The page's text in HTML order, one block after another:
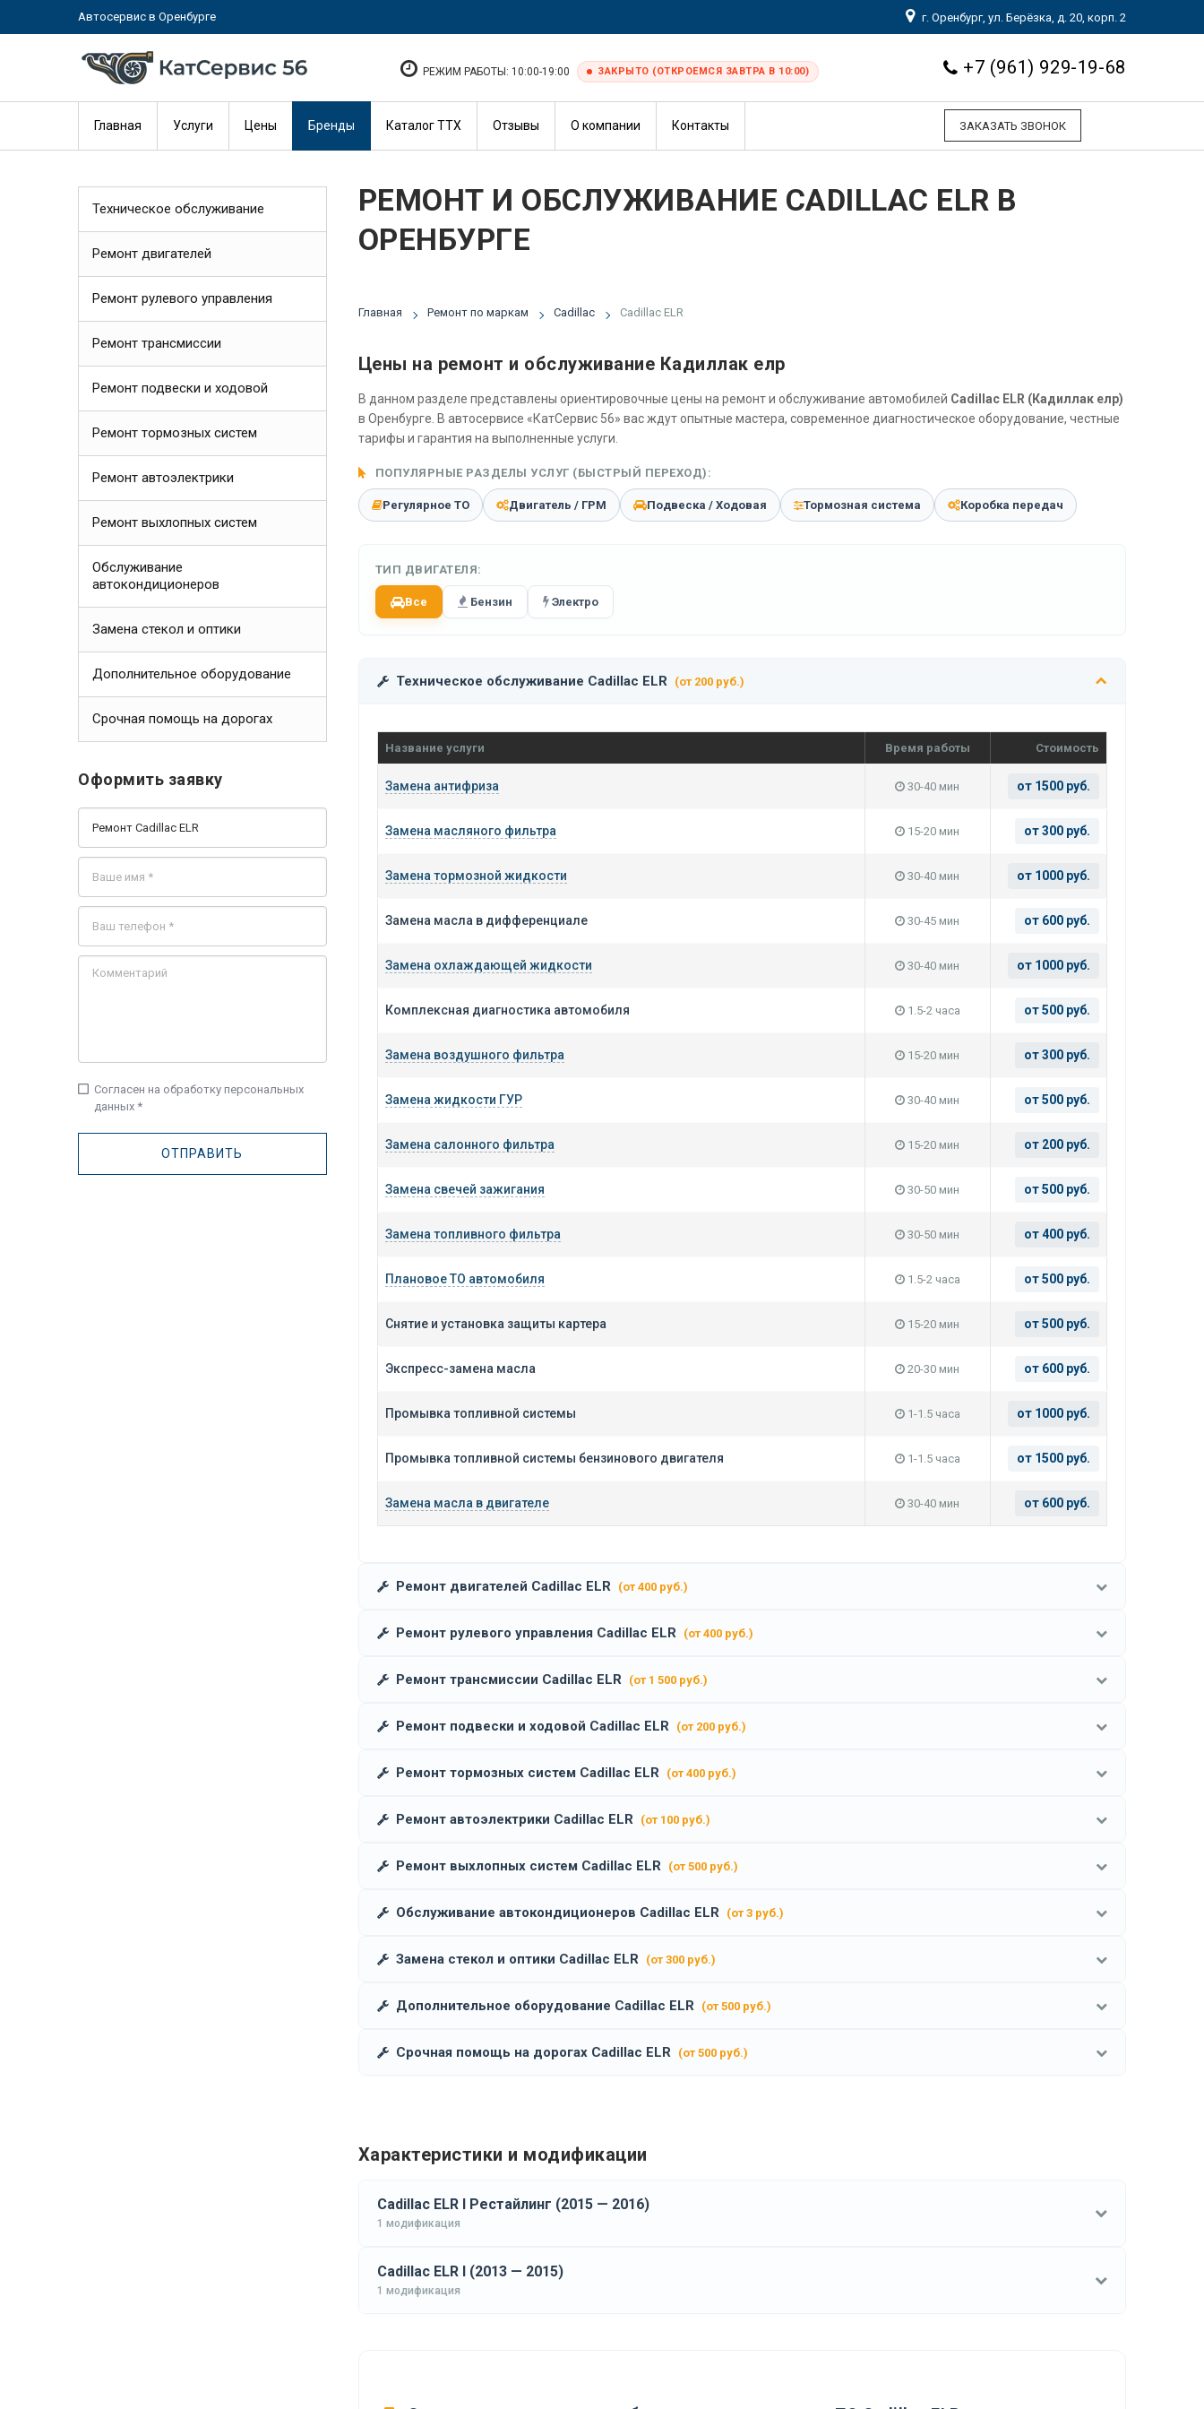
Автосервис в Оренбурге г. Оренбург, ул. Берёзка, д. 20, корп. 2
+7 (961) 929-19-68
РЕЖИМ РАБОТЫ: 10:00-19:00 ЗАКРЫТО (ОТКРОЕМСЯ ЗАВТРА В 10:00)
ЗАКАЗАТЬ ЗВОНОК
Главная Услуги Цены Бренды Каталог ТТХ Отзывы О компании Контакты
РЕМОНТ И ОБСЛУЖИВАНИЕ CADILLAC ELR В
ОРЕНБУРГЕ
Главная Ремонт по маркам Cadillac Cadillac ELR
Цены на ремонт и обслуживание Кадиллак елр
В данном разделе представлены ориентировочные цены на ремонт и обслуживание автомобилей Cadillac ELR (Кадиллак елр)
в Оренбурге. В автосервисе «КатСервис 56» вас ждут опытные мастера, современное диагностическое оборудование, честные
тарифы и гарантия на выполненные услуги.
ПОПУЛЯРНЫЕ РАЗДЕЛЫ УСЛУГ (БЫСТРЫЙ ПЕРЕХОД):
Регулярное ТО Двигатель / ГРМ Подвеска / Ходовая Тормозная система Коробка передач
ТИП ДВИГАТЕЛЯ:
Все Бензин Электро
Техническое обслуживание Cadillac ELR (от 200 руб.)
Название услуги Время работы Стоимость
Замена антифриза 30-40 мин от 1500 руб.
Замена масляного фильтра 15-20 мин от 300 руб.
Замена тормозной жидкости 30-40 мин от 1000 руб.
Замена масла в дифференциале 30-45 мин от 600 руб.
Замена охлаждающей жидкости 30-40 мин от 1000 руб.
Комплексная диагностика автомобиля 1.5-2 часа от 500 руб.
Замена воздушного фильтра 15-20 мин от 300 руб.
Замена жидкости ГУР 30-40 мин от 500 руб.
Замена салонного фильтра 15-20 мин от 200 руб.
Замена свечей зажигания 30-50 мин от 500 руб.
Замена топливного фильтра 30-50 мин от 400 руб.
Плановое ТО автомобиля 1.5-2 часа от 500 руб.
Снятие и установка защиты картера 15-20 мин от 500 руб.
Экспресс-замена масла 20-30 мин от 600 руб.
Промывка топливной системы 1-1.5 часа от 1000 руб.
Промывка топливной системы бензинового двигателя 1-1.5 часа от 1500 руб.
Замена масла в двигателе 30-40 мин от 600 руб.
Ремонт двигателей Cadillac ELR (от 400 руб.)
Ремонт рулевого управления Cadillac ELR (от 400 руб.)
Ремонт трансмиссии Cadillac ELR (от 1 500 руб.)
Ремонт подвески и ходовой Cadillac ELR (от 200 руб.)
Ремонт тормозных систем Cadillac ELR (от 400 руб.)
Ремонт автоэлектрики Cadillac ELR (от 100 руб.)
Ремонт выхлопных систем Cadillac ELR (от 500 руб.)
Обслуживание автокондиционеров Cadillac ELR (от 3 руб.)
Замена стекол и оптики Cadillac ELR (от 300 руб.)
Дополнительное оборудование Cadillac ELR (от 500 руб.)
Срочная помощь на дорогах Cadillac ELR (от 500 руб.)
Характеристики и модификации
Cadillac ELR I Рестайлинг (2015 — 2016)
1 модификация
Cadillac ELR I (2013 — 2015)
1 модификация
Техническое обслуживание
Ремонт двигателей
Ремонт рулевого управления
Ремонт трансмиссии
Ремонт подвески и ходовой
Ремонт тормозных систем
Ремонт автоэлектрики
Ремонт выхлопных систем
Обслуживание
автокондиционеров
Замена стекол и оптики
Дополнительное оборудование
Срочная помощь на дорогах
Оформить заявку
check_box_outline_blank Согласен на обработку персональных
данных *